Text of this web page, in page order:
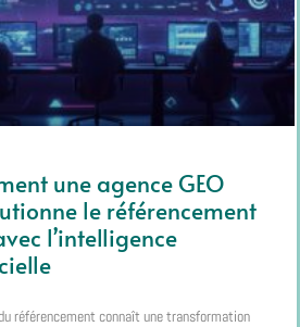
une agence GEO
le référencement
l’intelligence
référencement connaît une transformation